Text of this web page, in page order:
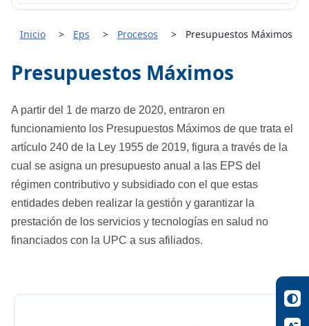
Inicio Eps Procesos Presupuestos Máximos
Presupuestos Máximos
A partir del 1 de marzo de 2020, entraron en
funcionamiento los Presupuestos Máximos de que trata el
artículo 240 de la Ley 1955 de 2019, figura a través de la
cual se asigna un presupuesto anual a las EPS del
régimen contributivo y subsidiado con el que estas
entidades deben realizar la gestión y garantizar la
prestación de los servicios y tecnologías en salud no
financiados con la UPC a sus afiliados.